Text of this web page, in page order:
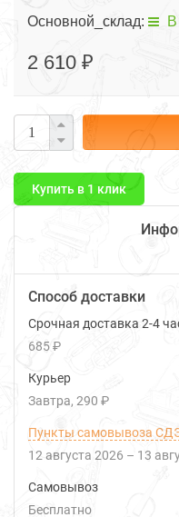
Основной_склад:
2 610 ₽
Купить в 1 клик
Способ доставки
Срочная доставка 2-4
685 ₽
Курьер
Завтра 290 ₽
Пункты самовывоза
12 августа 2026 – 13
Самовывоз
Бесплатно